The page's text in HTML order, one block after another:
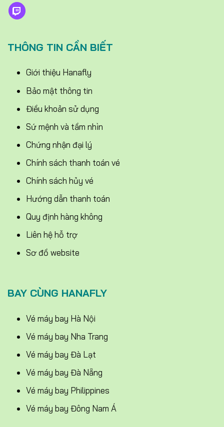
THÔNG TIN CẦN BIẾT
Giới thiệu Hanafly
Bảo mật thông tin
Điều khoản sử dụng
Sứ mệnh và tầm nhìn
Chứng nhận đại lý
Chính sách thanh toán vé
Chính sách hủy vé
Hướng dẫn thanh toán
Quy định hàng không
Liên hệ hỗ trợ
Sơ đồ website
BAY CÙNG HANAFLY
Vé máy bay Hà Nội
Vé máy bay Nha Trang
Vé máy bay Đà Lạt
Vé máy bay Đà Nẵng
Vé máy bay Philippines
Vé máy bay Đông Nam Á